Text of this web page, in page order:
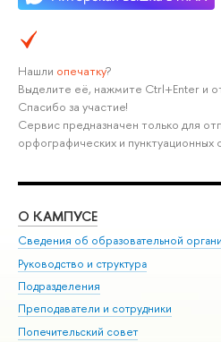
Нашли опечатку?
Выделите её, нажмите Ctrl+Enter и
Спасибо за участие!
Сервис предназначен только для
орфографических и пунктуационных
О КАМПУСЕ
Сведения об образовательной
Руководство и структура
Подразделения
Преподаватели и сотрудники
Попечительский совет